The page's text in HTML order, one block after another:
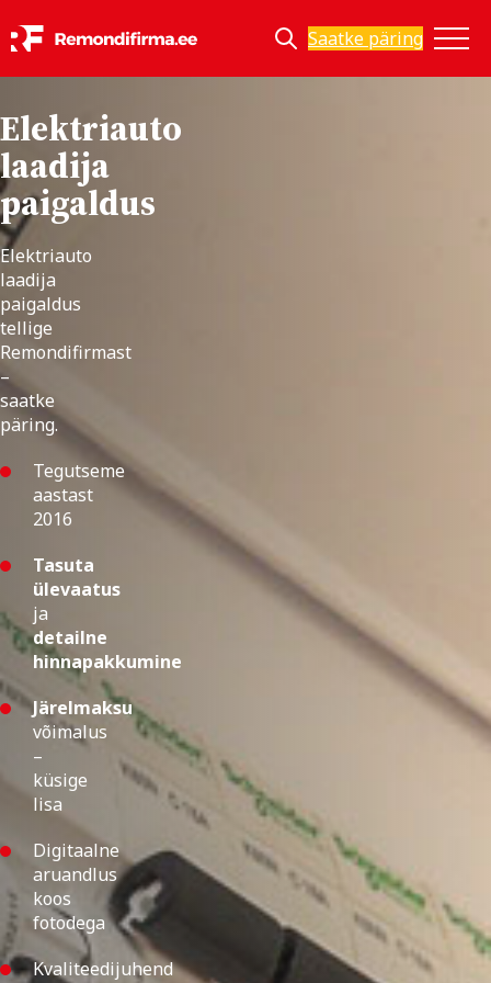
Saatke päring
Elektriauto
laadija
paigaldus
Elektriauto
laadija
paigaldus
tellige
Remondifirmast
–
saatke
päring.
Tegutseme
aastast
2016
Tasuta
ülevaatus
ja
detailne
hinnapakkumine
Järelmaksu
võimalus
–
küsige
lisa
Digitaalne
aruandlus
koos
fotodega
Kvaliteedijuhend